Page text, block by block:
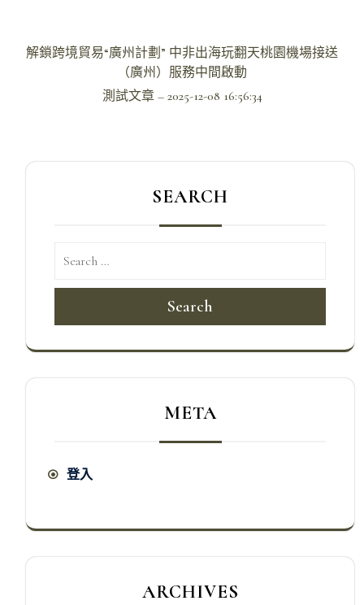
文解鎖跨境貿易“廣州計劃” 中非出海玩翻天桃園機場接送
（廣州）服務中間啟動
測試文章 – 2025-12-08 16:56:34
SEARCH
Search
META
登入
ARCHIVES